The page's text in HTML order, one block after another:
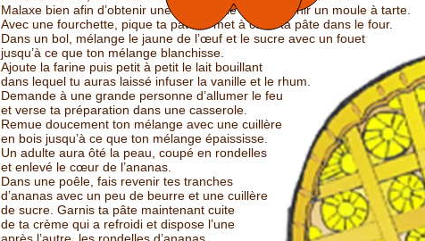
Malaxe bien afin d’obtenir une belle boule qui va garnir un moule à tarte.
Avec une fourchette, pique ta pâte et met à cuire ta pâte dans le four.
Dans un bol, mélange le jaune de l’œuf et le sucre avec un fouet
jusqu’à ce que ton mélange blanchisse.
Ajoute la farine puis petit à petit le lait bouillant
dans lequel tu auras laissé infuser la vanille et le rhum.
Demande à une grande personne d’allumer le feu
et verse ta préparation dans une casserole.
Remue doucement ton mélange avec une cuillère
en bois jusqu’à ce que ton mélange épaississe.
Un adulte aura ôté la peau, coupé en rondelles
et enlevé le cœur de l’ananas.
Dans une poêle, fais revenir tes tranches
d’ananas avec un peu de beurre et une cuillère
de sucre. Garnis ta pâte maintenant cuite
de ta crème qui a refroidi et dispose l’une